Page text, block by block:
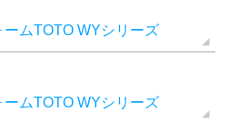
ムTOTO WYシリーズ
ムTOTO WYシリーズ